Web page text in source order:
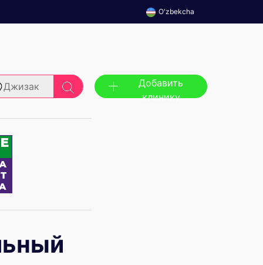
O'zbekcha
Джизак
Добавить
клинику